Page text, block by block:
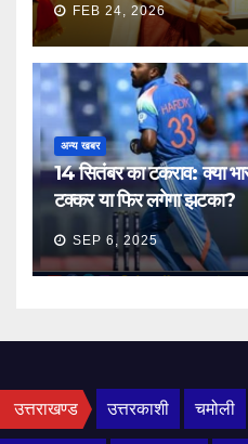
FEB 24, 2026
अन्य खबर
14 सितंबर का टकराव: क्या
टक्कर या फिर लगेगा झटका?
SEP 6, 2025
उत्तराखण्ड उत्तरकाशी चमोली